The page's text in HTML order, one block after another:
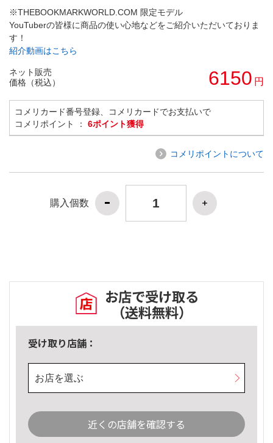
※THEBOOKMARKWORLD.COM 限定モデル
YouTuberの皆様に商品の使い心地などをご紹介いただいておりま
す！
紹介動画はこちら
ネット販売
価格（税込）
6150 円
コメリカード番号登録、コメリカードでお支払いで
コメリポイント ： 6ポイント獲得
コメリポイントについて
購入個数
お店で受け取る
（送料無料）
受け取り店舗：
お店を選ぶ
近くの店舗を確認する